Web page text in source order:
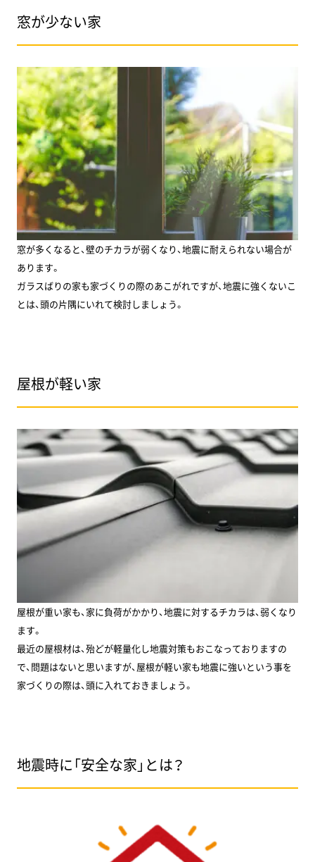
窓が少ない家
窓が多くなると、壁のチカラが弱くなり、地震に耐えられない場合が
あります。
ガラスばりの家も家づくりの際のあこがれですが、地震に強くないこ
とは、頭の片隅にいれて検討しましょう。
屋根が軽い家
屋根が重い家も、家に負荷がかかり、地震に対するチカラは、弱くなり
ます。
最近の屋根材は、殆どが軽量化し地震対策もおこなっておりますの
で、問題はないと思いますが、屋根が軽い家も地震に強いという事を
家づくりの際は、頭に入れておきましょう。
地震時に「安全な家」とは？